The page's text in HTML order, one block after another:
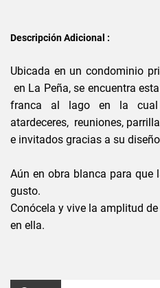
Descripción Adicional :
Ubicada en un condominio
en La Peña, se encuentra
franca al lago en la
atardeceres, reuniones,
e invitados gracias a su
Aún en obra blanca para que
gusto.
Conócela y vive la amplitud
en ella.